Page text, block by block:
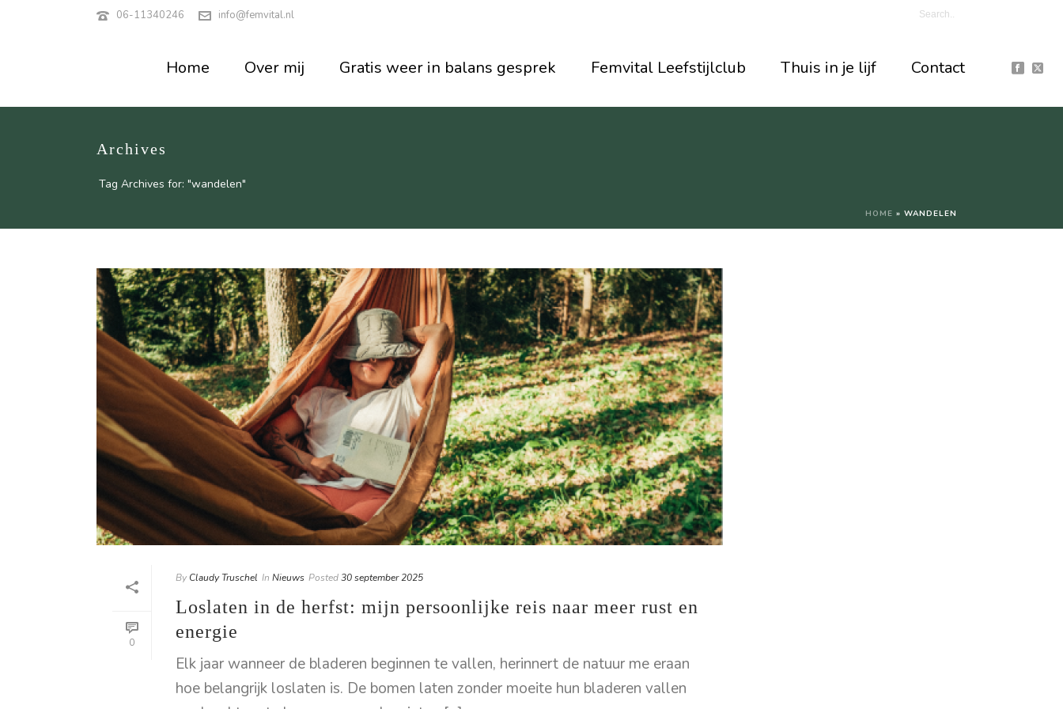
06-11340246 info@femvital.nl
Home Over mij Gratis weer in balans gesprek Femvital Leefstijlclub Thuis in je lijf Contact
Archives
Tag Archives for: "wandelen"
HOME » WANDELEN
0
By Claudy Truschel In Nieuws Posted30 september 2025
Loslaten in de herfst: mijn persoonlijke reis naar meer rust en
energie
Elk jaar wanneer de bladeren beginnen te vallen, herinnert de natuur me eraan
hoe belangrijk loslaten is. De bomen laten zonder moeite hun bladeren vallen